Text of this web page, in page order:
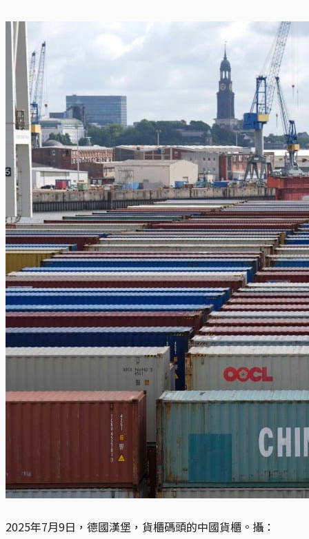
2025年7月9日，德國漢堡，貨櫃碼頭的中國貨櫃。攝：